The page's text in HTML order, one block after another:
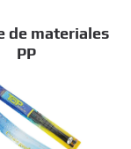
de materiales
PP